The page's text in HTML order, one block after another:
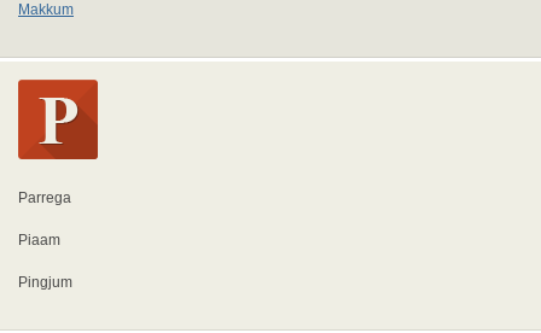
Makkum
Parrega
Piaam
Pingjum